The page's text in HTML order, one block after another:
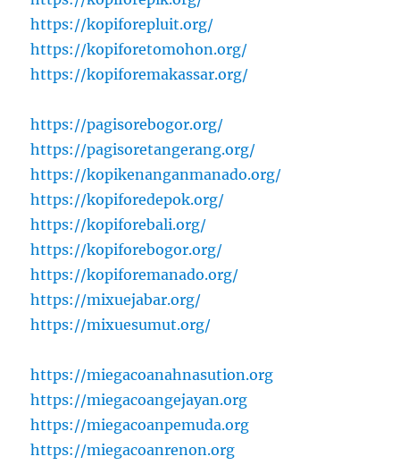
https://kopiforepluit.org/
https://kopiforetomohon.org/
https://kopiforemakassar.org/
https://pagisorebogor.org/
https://pagisoretangerang.org/
https://kopikenanganmanado.org/
https://kopiforedepok.org/
https://kopiforebali.org/
https://kopiforebogor.org/
https://kopiforemanado.org/
https://mixuejabar.org/
https://mixuesumut.org/
https://miegacoanahnasution.org
https://miegacoangejayan.org
https://miegacoanpemuda.org
https://miegacoanrenon.org